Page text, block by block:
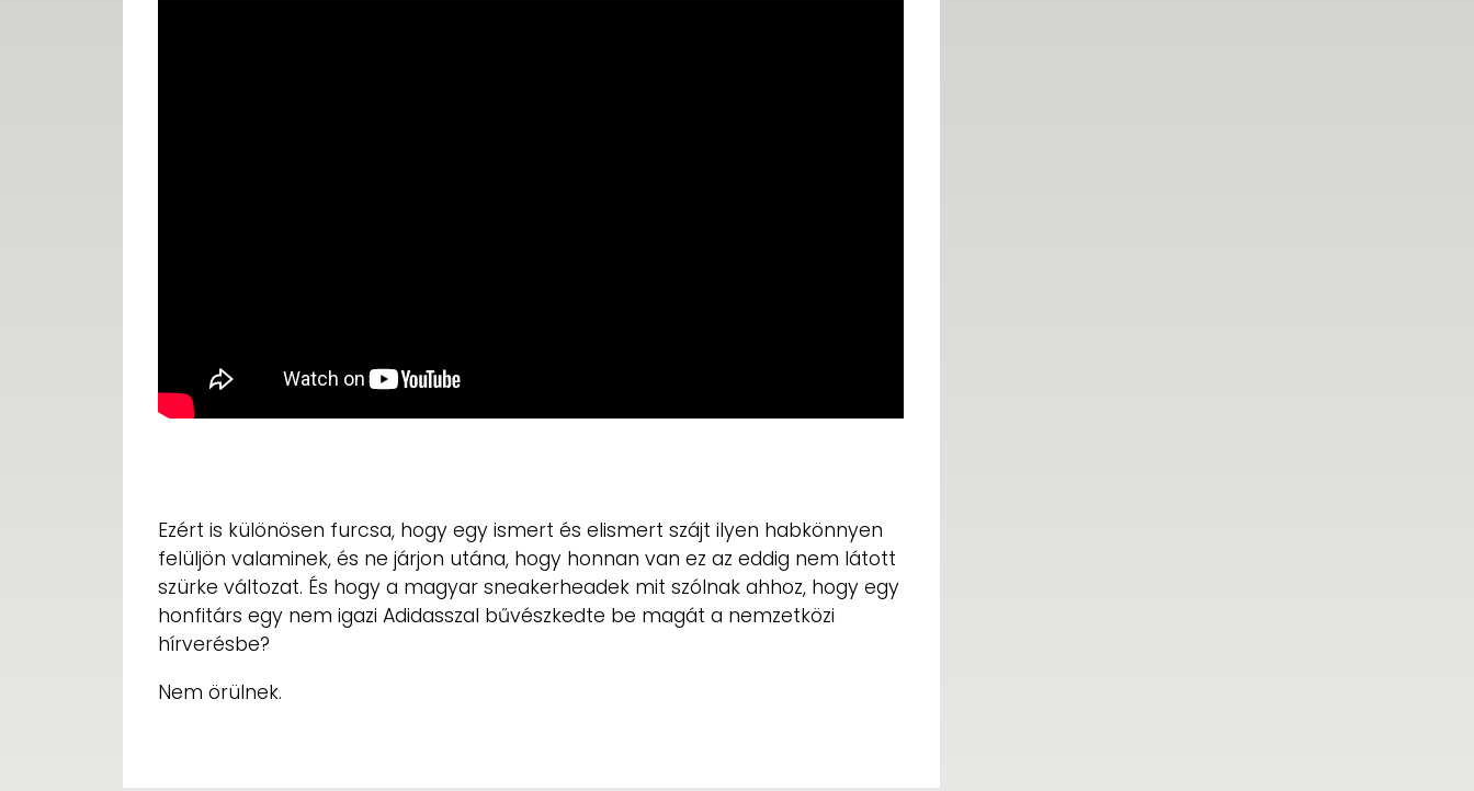
Ezért is különösen furcsa, hogy egy ismert és elismert szájt ilyen habkönnyen
felüljön valaminek, és ne járjon utána, hogy honnan van ez az eddig nem látott
szürke változat. És hogy a magyar sneakerheadek mit szólnak ahhoz, hogy egy
honfitárs egy nem igazi Adidasszal bűvészkedte be magát a nemzetközi
hírverésbe?
Nem örülnek.